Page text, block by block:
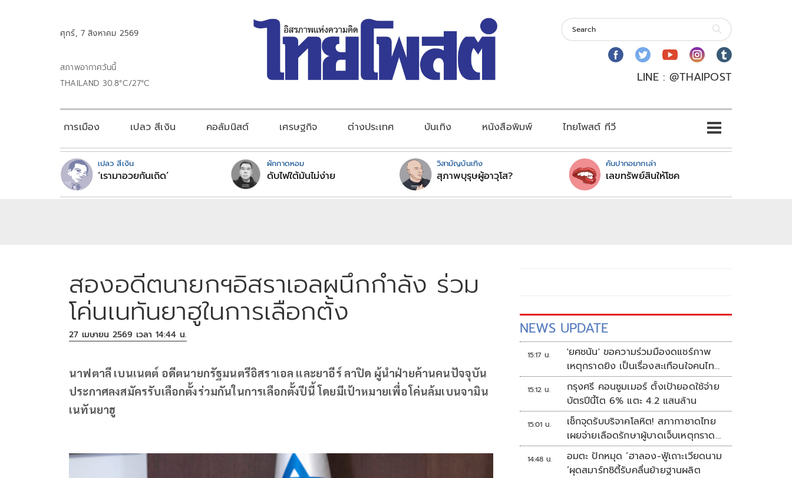
ศุกร์, 7 สิงหาคม 2569
สภาพอากาศวันนี้
THAILAND 30.8°C/27°C
LINE : @THAIPOST
การเมือง เปลว สีเงิน คอลัมนิสต์ เศรษฐกิจ ต่างประเทศ บันเทิง หนังสือพิมพ์ ไทยโพสต์ ทีวี
เปลว สีเงิน
‘เรามาอวยกันเถิด’
ผักกาดหอม
ดับไฟใต้มันไม่ง่าย
วิสามัญบันเทิง
สุภาพบุรุษผู้อาวุโส?
คันปากอยากเล่า
เลขทรัพย์สินให้โชค
สองอดีตนายกฯอิสราเอลผนึกกำลัง ร่วม
โค่นเนทันยาฮูในการเลือกตั้ง
27 เมษายน 2569 เวลา 14:44 น.
นาฟตาลี เบนเนตต์ อดีตนายกรัฐมนตรีอิสราเอล และยาอีร์ ลาปิด ผู้นำฝ่ายค้านคนปัจจุบัน
ประกาศลงสมัครรับเลือกตั้งร่วมกันในการเลือกตั้งปีนี้ โดยมีเป้าหมายเพื่อโค่นล้มเบนจามิน
เนทันยาฮู
NEWS UPDATE
15:17 น.
'ยศชนัน' ขอความร่วมมืองดแชร์ภาพ
เหตุกราดยิง เป็นเรื่องสะเทือนใจคนไทย
ทั้งประเทศ
15:12 น.
กรุงศรี คอนซูมเมอร์ ตั้งเป้ายอดใช้จ่าย
บัตรปีนี้โต 6% แตะ 4.2 แสนล้าน
15:01 น.
เช็กจุดรับบริจาคโลหิต! สภากาชาดไทย
เผยจ่ายเลือดรักษาผู้บาดเจ็บเหตุกราด
ยิงแล้ว 148 ยูนิต
14:48 น.
อมตะ ปักหมุด ‘ฮาลอง-ฟู้เถาะเวียดนาม
’ผุดสมาร์ทซิตี้รับคลื่นย้ายฐานผลิต